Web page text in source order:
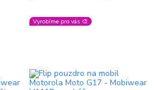
Vyrobíme pro vás 🎨